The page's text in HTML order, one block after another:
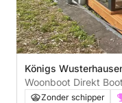
Königs
Woonboot Direkt
Zonder schipper